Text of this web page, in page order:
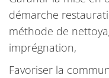
démarche
méthode de
imprégnation,
Favoriser la